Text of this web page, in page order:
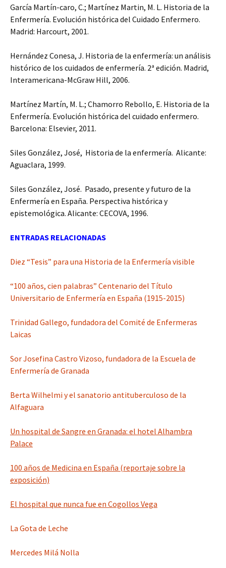
García Martín-caro, C.; Martínez Martin, M. L. Historia de la
Enfermería. Evolución histórica del Cuidado Enfermero.
Madrid: Harcourt, 2001.
Hernández Conesa, J. Historia de la enfermería: un análisis
histórico de los cuidados de enfermería. 2ª edición. Madrid,
Interamericana-McGraw Hill, 2006.
Martínez Martín, M. L.; Chamorro Rebollo, E. Historia de la
Enfermería. Evolución histórica del cuidado enfermero.
Barcelona: Elsevier, 2011.
Siles González, José, Historia de la enfermería. Alicante:
Aguaclara, 1999.
Siles González, José. Pasado, presente y futuro de la
Enfermería en España. Perspectiva histórica y
epistemológica. Alicante: CECOVA, 1996.
ENTRADAS RELACIONADAS
Diez “Tesis” para una Historia de la Enfermería visible
“100 años, cien palabras” Centenario del Título
Universitario de Enfermería en España (1915-2015)
Trinidad Gallego, fundadora del Comité de Enfermeras
Laicas
Sor Josefina Castro Vizoso, fundadora de la Escuela de
Enfermería de Granada
Berta Wilhelmi y el sanatorio antituberculoso de la
Alfaguara
Un hospital de Sangre en Granada: el hotel Alhambra
Palace
100 años de Medicina en España (reportaje sobre la
exposición)
El hospital que nunca fue en Cogollos Vega
La Gota de Leche
Mercedes Milá Nolla